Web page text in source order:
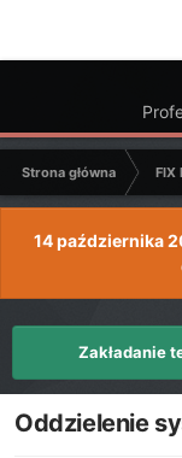
Strona główna FIX
14 października
Zakładanie
Oddzielenie